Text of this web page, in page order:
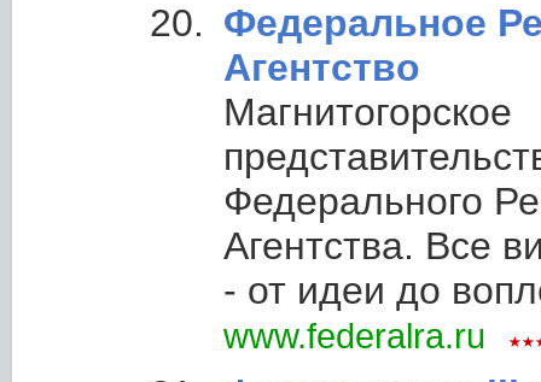
Федеральное
Агентство
Магнитогорское
Федерального
Агентства. Все
- от идеи до
www.federalra.ru